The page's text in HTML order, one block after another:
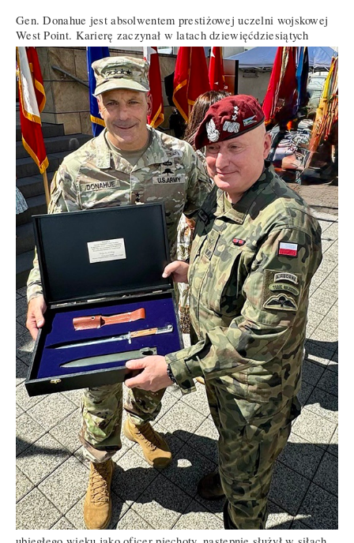
Gen. Donahue jest absolwentem prestiżowej uczelni wojskowej
West Point. Karierę zaczynał w latach dziewięćdziesiątych